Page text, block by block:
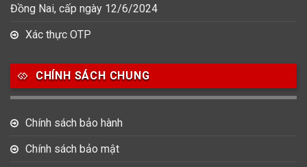
Đồng Nai, cấp ngày 12/6/2024
Xác thực OTP
CHÍNH SÁCH CHUNG
Chính sách bảo hành
Chính sách bảo mật